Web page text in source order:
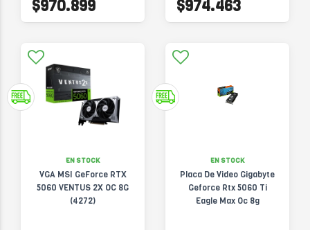
$970.899 $974.463
EN STOCK
VGA MSI GeForce RTX
5060 VENTUS 2X OC 8G
(4272)
EN STOCK
Placa De Video Gigabyte
Geforce Rtx 5060 Ti
Eagle Max Oc 8g